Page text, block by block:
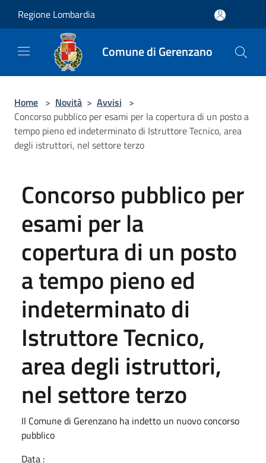
Regione Lombardia
Comune di Gerenzano
Home > Novità > Avvisi >
Concorso pubblico per esami per la copertura di un posto a
tempo pieno ed indeterminato di Istruttore Tecnico, area
degli istruttori, nel settore terzo
Concorso pubblico per
esami per la
copertura di un posto
a tempo pieno ed
indeterminato di
Istruttore Tecnico,
area degli istruttori,
nel settore terzo
Il Comune di Gerenzano ha indetto un nuovo concorso
pubblico
Data :